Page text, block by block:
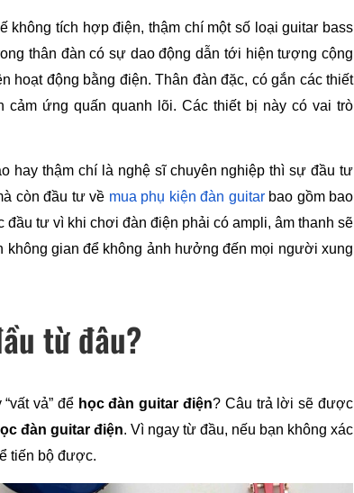
không tích hợp điện, thậm chí một số loại guitar bass
thân đàn có sự dao động dẫn tới hiện tượng cộng
hoạt động bằng điện. Thân đàn đặc, có gắn các thiết
ứng quấn quanh lõi. Các thiết bị này có vai trò
hay thậm chí là nghệ sĩ chuyên nghiệp thì sự đầu tư
còn đầu tư về mua phụ kiện đàn guitar bao gồm bao
tư vì khi chơi đàn điện phải có ampli, âm thanh sẽ
gian để không ảnh hưởng đến mọi người xung
từ đâu?
vả” để học đàn guitar điện? Câu trả lời sẽ được
đàn guitar điện. Vì ngay từ đầu, nếu bạn không xác
tiến bộ được.